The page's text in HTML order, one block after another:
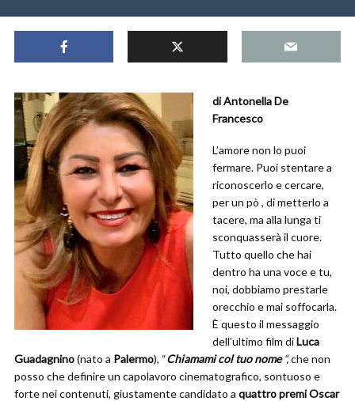
di Antonella De
Francesco
L’amore non lo puoi
fermare. Puoi stentare a
riconoscerlo e cercare,
per un pò , di metterlo a
tacere, ma alla lunga ti
sconquasserà il cuore.
Tutto quello che hai
dentro ha una voce e tu,
noi, dobbiamo prestarle
orecchio e mai soffocarla.
È questo il messaggio
dell’ultimo film diLuca
Guadagnino(nato a Palermo), “Chiamami col tuo nome“,che non
posso che definire un capolavoro cinematografico, sontuoso e
forte nei contenuti, giustamente candidato a quattro premi Oscar